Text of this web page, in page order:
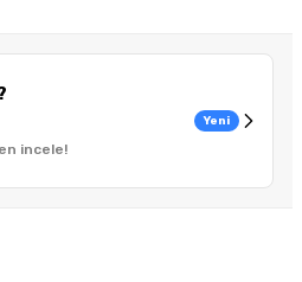
incele!
Yeni